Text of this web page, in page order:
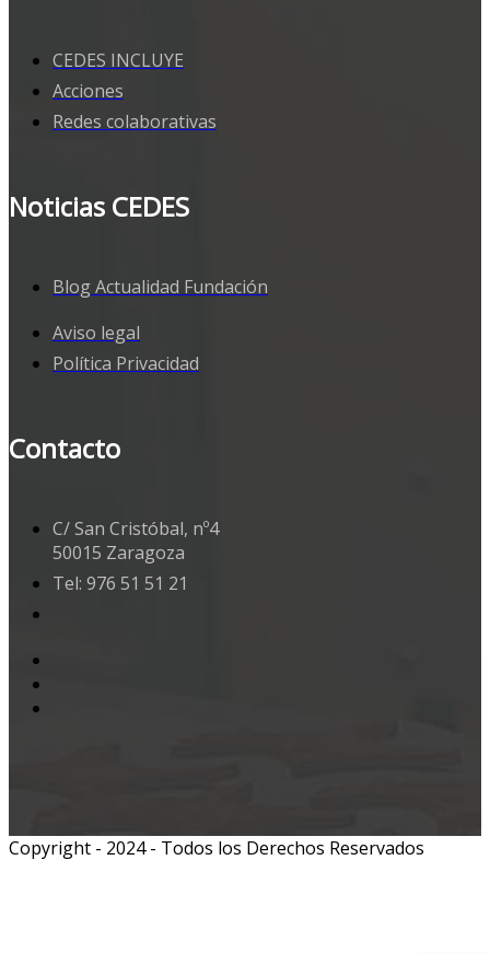
CEDES INCLUYE
Acciones
Redes colaborativas
Noticias CEDES
Blog Actualidad Fundación
Aviso legal
Política Privacidad
Contacto
C/ San Cristóbal, nº4
50015 Zaragoza
Tel: 976 51 51 21
Copyright - 2024 - Todos los Derechos Reservados